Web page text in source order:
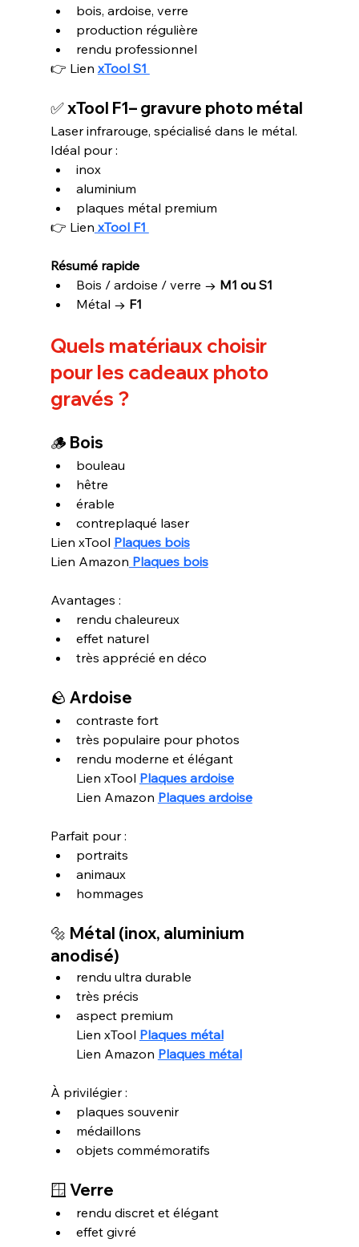
bois, ardoise, verre
production régulière
rendu professionnel
👉 Lien xTool S1
✅ xTool F1– gravure photo métal
Laser infrarouge, spécialisé dans le métal.
Idéal pour :
inox
aluminium
plaques métal premium
👉 Lien xTool F1
Résumé rapide
Bois / ardoise / verre → M1 ou S1
Métal → F1
Quels matériaux choisir
pour les cadeaux photo
gravés ?
🪵 Bois
bouleau
hêtre
érable
contreplaqué laser
Lien xTool Plaques bois
Lien Amazon Plaques bois
Avantages :
rendu chaleureux
effet naturel
très apprécié en déco
🪨 Ardoise
contraste fort
très populaire pour photos
rendu moderne et élégant
Lien xTool Plaques ardoise
Lien Amazon Plaques ardoise
Parfait pour :
portraits
animaux
hommages
🔩 Métal (inox, aluminium
anodisé)
rendu ultra durable
très précis
aspect premium
Lien xTool Plaques métal
Lien Amazon Plaques métal
À privilégier :
plaques souvenir
médaillons
objets commémoratifs
🪟 Verre
rendu discret et élégant
effet givré